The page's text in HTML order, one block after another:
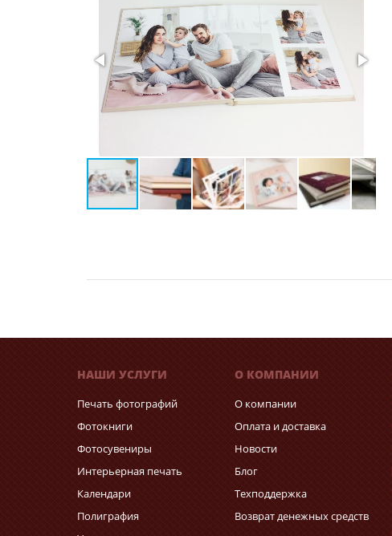
НАШИ УСЛУГИ
Печать фотографий
Фотокниги
Фотосувениры
Интерьерная печать
Календари
Полиграфия
О КОМПАНИИ
О компании
Оплата и доставка
Новости
Блог
Техподдержка
Возврат денежных средств